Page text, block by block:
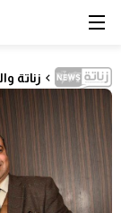
زناتة